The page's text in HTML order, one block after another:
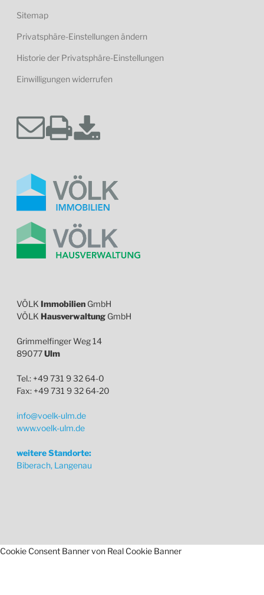
Sitemap
Privatsphäre-Einstellungen ändern
Historie der Privatsphäre-Einstellungen
Einwilligungen widerrufen
VÖLK Immobilien GmbH
VÖLK Hausverwaltung GmbH
Grimmelfinger Weg 14
89077Ulm
Tel.: +49 731 9 32 64-0
Fax: +49 731 9 32 64-20
info@voelk-ulm.de
www.voelk-ulm.de
weitere Standorte:
Biberach, Langenau
Cookie Consent Banner von Real Cookie Banner